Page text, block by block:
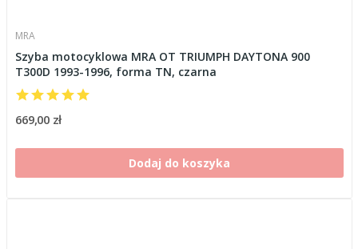
MRA
Szyba motocyklowa MRA OT TRIUMPH DAYTONA 900
T300D 1993-1996, forma TN, czarna
669,00 zł
Dodaj do koszyka